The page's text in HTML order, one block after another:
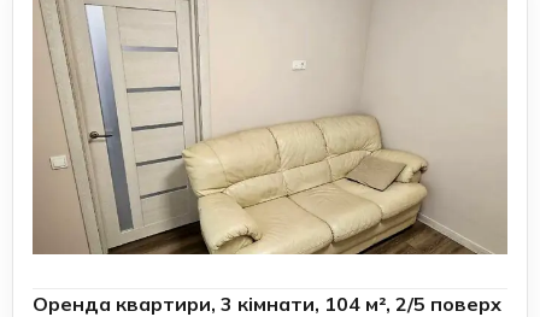
Оренда квартири, 3 кімнати, 104 м², 2/5 поверх